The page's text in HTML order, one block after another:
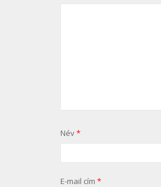
Név*
E-mail cím *